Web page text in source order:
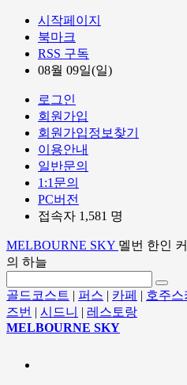
시작페이지
북마크
RSS 구독
08월 09일(일)
로그인
회원가입
회원가입정보찾기
이용안내
일반문의
1:1문의
PC버전
접속자 1,581 명
MELBOURNE SKY 멜번 한인
의 하늘
골드코스트 | 퍼스 | 카페 | 호주스
즈번 | 시드니 | 레스토랑
MELBOURNE SKY